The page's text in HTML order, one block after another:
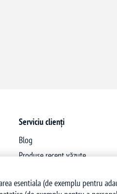
Serviciu clienți
Blog
Produse recent văzute
esentiala (de exemplu pentru